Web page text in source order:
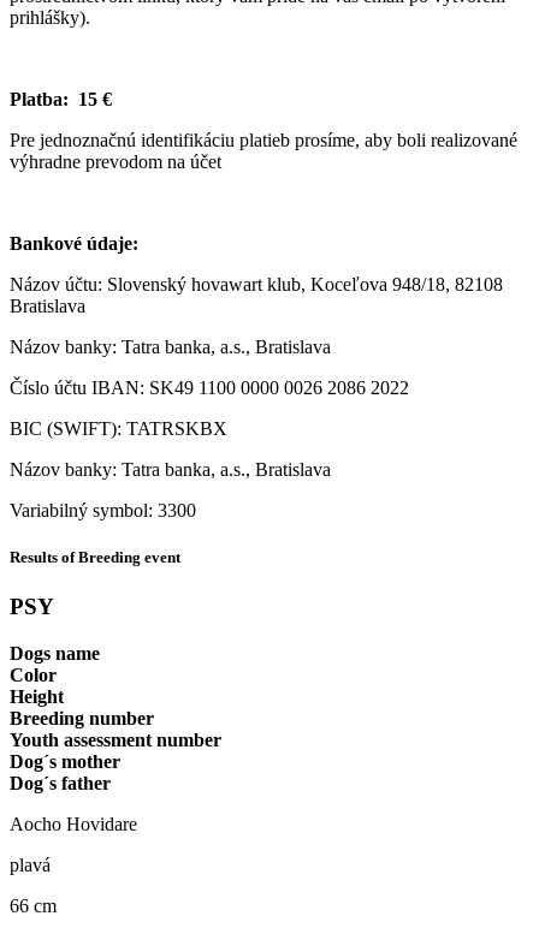
prihlášky).
Platba: 15 €
Pre jednoznačnú identifikáciu platieb prosíme, aby boli realizované
výhradne prevodom na účet
Bankové údaje:
Názov účtu: Slovenský hovawart klub, Koceľova 948/18, 82108
Bratislava
Názov banky: Tatra banka, a.s., Bratislava
Číslo účtu IBAN: SK49 1100 0000 0026 2086 2022
BIC (SWIFT): TATRSKBX
Názov banky: Tatra banka, a.s., Bratislava
Variabilný symbol: 3300
Results of Breeding event
PSY
Dogs name
Color
Height
Breeding number
Youth assessment number
Dog´s mother
Dog´s father
Aocho Hovidare
plavá
66 cm